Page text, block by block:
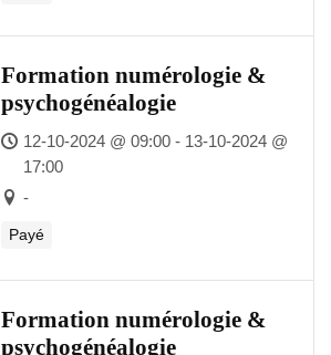
Formation numérologie &
psychogénéalogie
12-10-2024 @ 09:00 - 13-10-2024 @
17:00
-
Payé
Formation numérologie &
psychogénéalogie